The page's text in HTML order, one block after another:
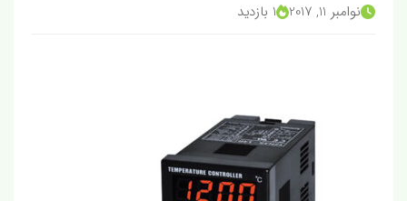
نوامبر 11, 2017 1 بازدید